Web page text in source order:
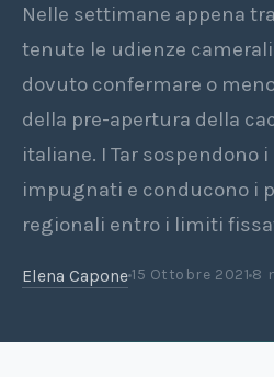
Nelle settimane appena
tenute le udienze
dovuto confermare o
della pre-apertura della
italiane. I Tar sospendono
impugnati e conducono i
regionali entro i limiti
Elena Capone15 Ottobre 2021 8